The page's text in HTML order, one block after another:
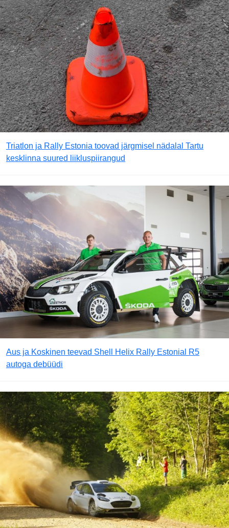
Triatlon ja Rally Estonia toovad järgmisel nädalal Tartu
kesklinna suured liikluspiirangud
Aus ja Koskinen teevad Shell Helix Rally Estonial R5
autoga debüüdi